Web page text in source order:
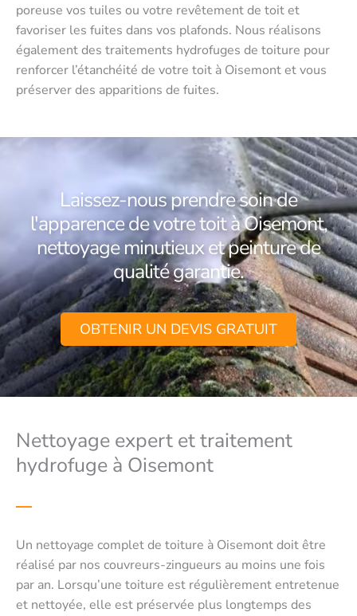
poreuse vos tuiles ou votre revêtement de toit et
favoriser les fuites dans vos plafonds. Nous réalisons
également des traitements hydrofuges de toiture pour
renforcer l’étanchéité de votre toit à Oisemont et vous
préserver des apparitions de fuites.
Laissez-nous prendre soin de
l'apparence de votre toit à Oisemont,
nettoyage minutieux et peinture de
qualité garantie.
OBTENIR UN DEVIS GRATUIT
Nettoyage expert et traitement
hydrofuge à Oisemont
Un nettoyage complet de toiture à Oisemont doit être
réalisé par nos couvreurs-zingueurs au moins une fois
par an. Lorsqu’une toiture est régulièrement entretenue
et nettoyée, elle est préservée plus longtemps des